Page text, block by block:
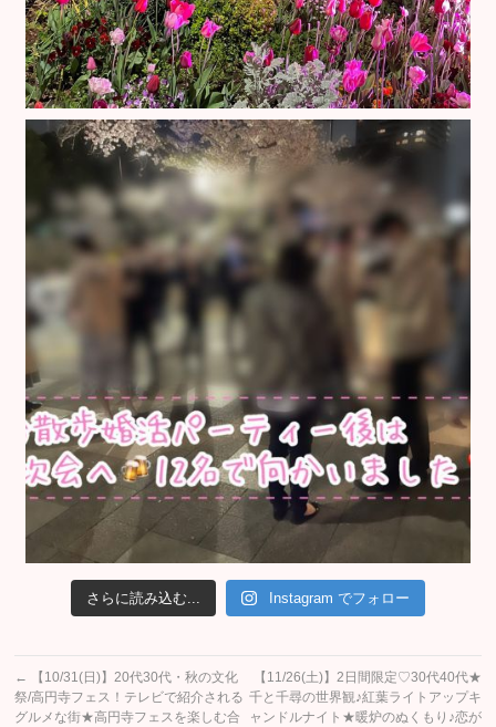
さらに読み込む... Instagram でフォロー
←
【10/31(日)】20代30代・秋の文化
祭/高円寺フェス！テレビで紹介される
グルメな街★高円寺フェスを楽しむ合
【11/26(土)】2日間限定♡30代40代★
千と千尋の世界観♪紅葉ライトアップキ
ャンドルナイト★暖炉のぬくもり♪恋が